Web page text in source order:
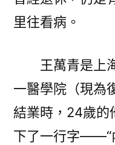
里往看病。
王萬青是上
一醫學院（現為
結業時，24歲的
下了一行字——“